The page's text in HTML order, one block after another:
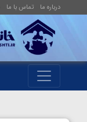
درباره ما تماس با ما